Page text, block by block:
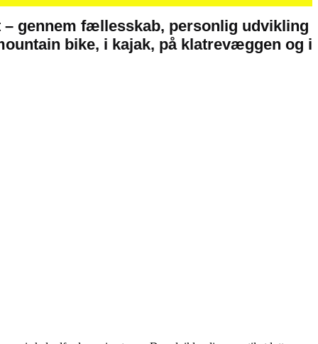
gennem fællesskab, personlig udvikling
bike, i kajak, på klatrevæggen og i